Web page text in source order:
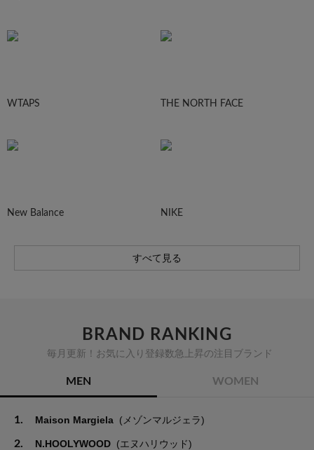
WTAPS THE NORTH FACE
New Balance NIKE
すべて見る
BRAND RANKING
毎月更新！お気に入り登録数急上昇の注目ブランド
MEN WOMEN
1. Maison Margiela (メゾンマルジェラ)
2. N.HOOLYWOOD (エヌハリウッド)